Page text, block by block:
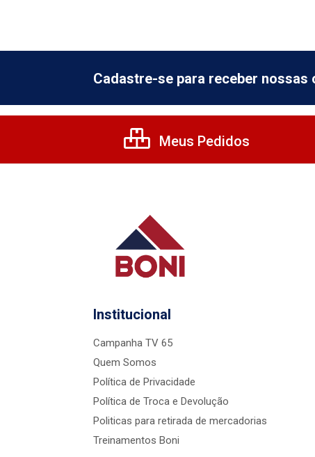
Cadastre-se para receber nossas
Meus Pedidos
Institucional
Campanha TV 65
Quem Somos
Política de Privacidade
Política de Troca e Devolução
Politicas para retirada de mercadorias
Treinamentos Boni